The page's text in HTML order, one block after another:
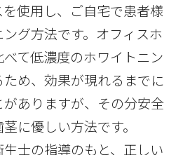
使用し、ご自宅で患者様
グ方法です。オフィスホ
て低濃度のホワイトニン
め、効果が現れるまでに
ありますが、その分安全
に優しい方法です。
士の指導のもと、正しい